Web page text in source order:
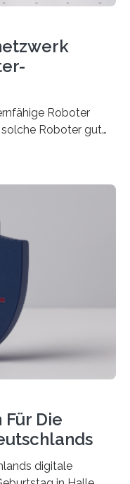
Roboter
solche Roboter gut
Skłodowska-Curie
werden sich
insgesamt 15
mit
– also mit Robotern,
erfassen,
auch mit…
Die
digitale